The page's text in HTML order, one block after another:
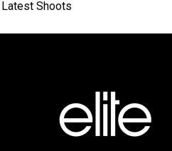
Latest Shoots